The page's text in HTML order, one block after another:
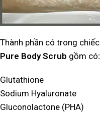
Thành phần có trong chiếc
Pure Body Scrub gồm có:
Glutathione
Sodium Hyaluronate
Gluconolactone (PHA)